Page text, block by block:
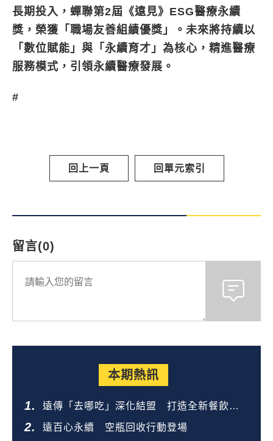
長期投入，蟬聯第2屆《遠見》ESG醫療永續
獎，榮獲「職場友善組績優獎」。未來將持續以
「數位賦能」與「永續育才」為核心，精進醫療
服務模式，引領永續醫療發展。
#
回上一頁 回單元索引
留言(0)
本期熱訊
遠傳「去哪吃」深化結盟 打造全新餐飲生
態圈
遠百心永續 空瓶回收行動登場